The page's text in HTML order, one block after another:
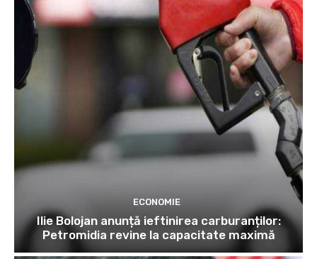
ECONOMIE
Ilie Bolojan anunță ieftinirea carburanților:
Petromidia revine la capacitate maximă